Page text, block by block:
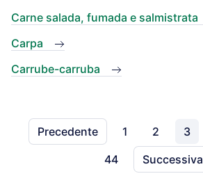
Carne salada, fumada e salmistrata
Carpa
Carrube-carruba
Precedente 1 2 3
44
Successiva